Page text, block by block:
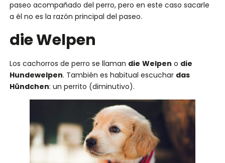
paseo acompañado del perro, pero en este caso sacarle
a él no es la razón principal del paseo.
die Welpen
Los cachorros de perro se llaman die Welpen o die
Hundewelpen. También es habitual escuchar das
Hündchen: un perrito (diminutivo).